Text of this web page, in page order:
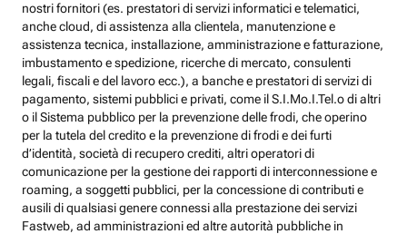
nostri fornitori (es. prestatori di servizi informatici e telematici,
anche cloud, di assistenza alla clientela, manutenzione e
assistenza tecnica, installazione, amministrazione e fatturazione,
imbustamento e spedizione, ricerche di mercato, consulenti
legali, fiscali e del lavoro ecc.), a banche e prestatori di servizi di
pagamento, sistemi pubblici e privati, come il S.I.Mo.I.Tel.o di altri
o il Sistema pubblico per la prevenzione delle frodi, che operino
per la tutela del credito e la prevenzione di frodi e dei furti
d’identità, società di recupero crediti, altri operatori di
comunicazione per la gestione dei rapporti di interconnessione e
roaming, a soggetti pubblici, per la concessione di contributi e
ausili di qualsiasi genere connessi alla prestazione dei servizi
Fastweb, ad amministrazioni ed altre autorità pubbliche in